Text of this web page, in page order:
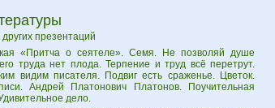
презентаций
«Притча о сеятеле». Семя. Не позволяй душе
труда нет плода. Терпение и труд всё перетрут.
видим писателя. Подвиг есть сраженье. Цветок.
Андрей Платонович Платонов. Поучительная
дело.